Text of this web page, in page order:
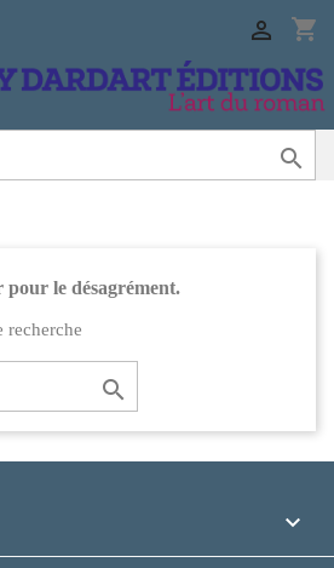
shopping_cart


pour le désagrément.
recherche

